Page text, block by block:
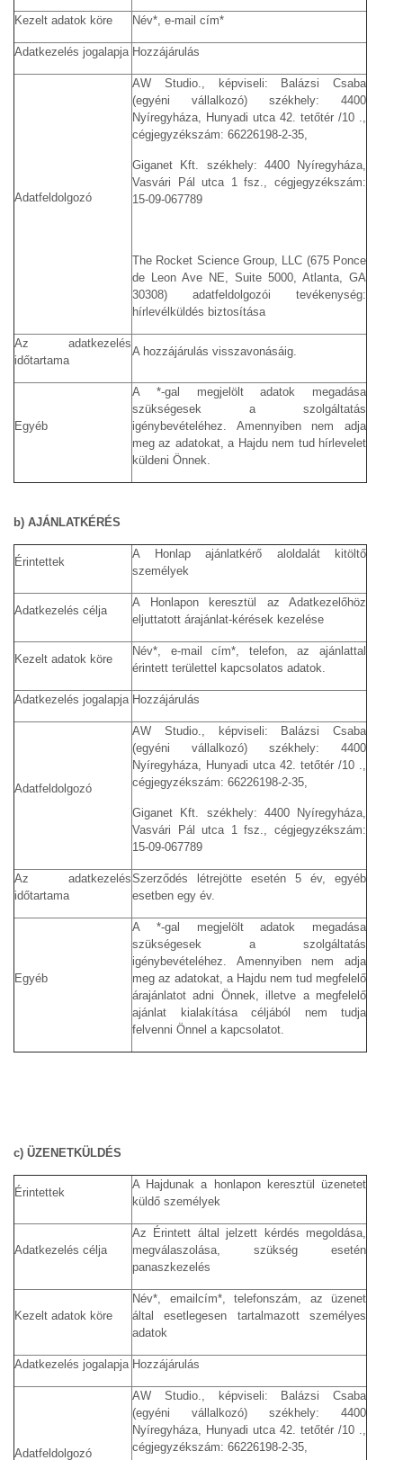
Kezelt adatok köre Név*, e-mail cím*
Adatkezelés jogalapja Hozzájárulás
Adatfeldolgozó
AW Studio., képviseli: Balázsi Csaba
(egyéni vállalkozó) székhely: 4400
Nyíregyháza, Hunyadi utca 42. tetőtér /10 .,
cégjegyzékszám: 66226198-2-35,
Giganet Kft. székhely: 4400 Nyíregyháza,
Vasvári Pál utca 1 fsz., cégjegyzékszám:
15-09-067789
The Rocket Science Group, LLC (675 Ponce
de Leon Ave NE, Suite 5000, Atlanta, GA
30308) adatfeldolgozói tevékenység:
hírlevélküldés biztosítása
Az adatkezelés
időtartama
A hozzájárulás visszavonásáig.
Egyéb
A *-gal megjelölt adatok megadása
szükségesek a szolgáltatás
igénybevételéhez. Amennyiben nem adja
meg az adatokat, a Hajdu nem tud hírlevelet
küldeni Önnek.
b) AJÁNLATKÉRÉS
Érintettek
A Honlap ajánlatkérő aloldalát kitöltő
személyek
Adatkezelés célja
A Honlapon keresztül az Adatkezelőhöz
eljuttatott árajánlat-kérések kezelése
Kezelt adatok köre
Név*, e-mail cím*, telefon, az ajánlattal
érintett területtel kapcsolatos adatok.
Adatkezelés jogalapja Hozzájárulás
Adatfeldolgozó
AW Studio., képviseli: Balázsi Csaba
(egyéni vállalkozó) székhely: 4400
Nyíregyháza, Hunyadi utca 42. tetőtér /10 .,
cégjegyzékszám: 66226198-2-35,
Giganet Kft. székhely: 4400 Nyíregyháza,
Vasvári Pál utca 1 fsz., cégjegyzékszám:
15-09-067789
Az adatkezelés
időtartama
Szerződés létrejötte esetén 5 év, egyéb
esetben egy év.
Egyéb
A *-gal megjelölt adatok megadása
szükségesek a szolgáltatás
igénybevételéhez. Amennyiben nem adja
meg az adatokat, a Hajdu nem tud megfelelő
árajánlatot adni Önnek, illetve a megfelelő
ajánlat kialakítása céljából nem tudja
felvenni Önnel a kapcsolatot.
c) ÜZENETKÜLDÉS
Érintettek
A Hajdunak a honlapon keresztül üzenetet
küldő személyek
Adatkezelés célja
Az Érintett által jelzett kérdés megoldása,
megválaszolása, szükség esetén
panaszkezelés
Kezelt adatok köre
Név*, emailcím*, telefonszám, az üzenet
által esetlegesen tartalmazott személyes
adatok
Adatkezelés jogalapja Hozzájárulás
Adatfeldolgozó
AW Studio., képviseli: Balázsi Csaba
(egyéni vállalkozó) székhely: 4400
Nyíregyháza, Hunyadi utca 42. tetőtér /10 .,
cégjegyzékszám: 66226198-2-35,